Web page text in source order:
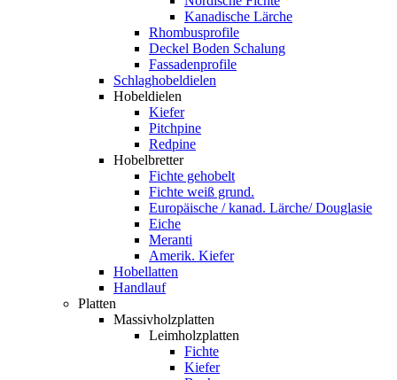
Kanadische Lärche
Rhombusprofile
Deckel Boden Schalung
Fassadenprofile
Schlaghobeldielen
Hobeldielen
Kiefer
Pitchpine
Redpine
Hobelbretter
Fichte gehobelt
Fichte weiß grund.
Europäische / kanad. Lärche/ Douglasie
Eiche
Meranti
Amerik. Kiefer
Hobellatten
Handlauf
Platten
Massivholzplatten
Leimholzplatten
Fichte
Kiefer